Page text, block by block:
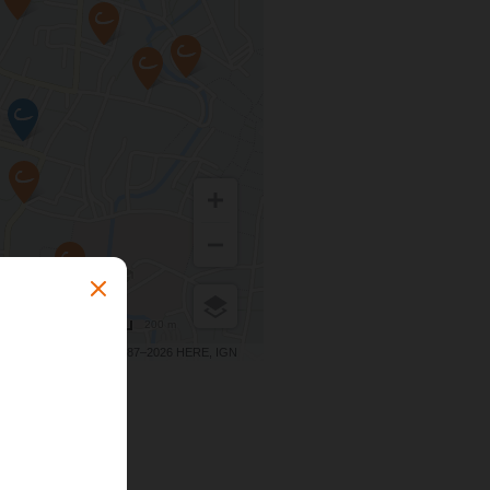
© 1987–2026 HERE, IGN